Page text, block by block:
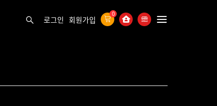
로그인 회원가입
0